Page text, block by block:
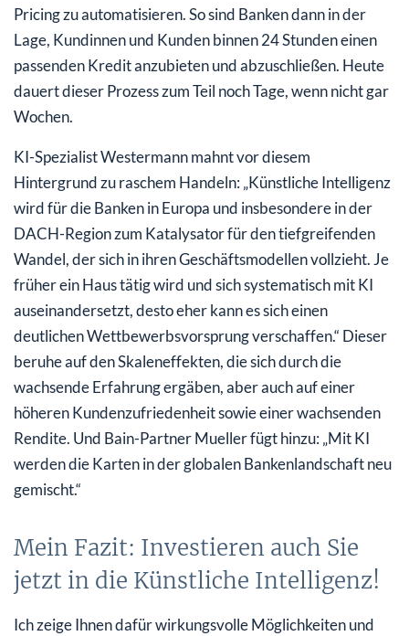
Pricing zu automatisieren. So sind Banken dann in der
Lage, Kundinnen und Kunden binnen 24 Stunden einen
passenden Kredit anzubieten und abzuschließen. Heute
dauert dieser Prozess zum Teil noch Tage, wenn nicht gar
Wochen.
KI-Spezialist Westermann mahnt vor diesem
Hintergrund zu raschem Handeln: „Künstliche Intelligenz
wird für die Banken in Europa und insbesondere in der
DACH-Region zum Katalysator für den tiefgreifenden
Wandel, der sich in ihren Geschäftsmodellen vollzieht. Je
früher ein Haus tätig wird und sich systematisch mit KI
auseinandersetzt, desto eher kann es sich einen
deutlichen Wettbewerbsvorsprung verschaffen.“ Dieser
beruhe auf den Skaleneffekten, die sich durch die
wachsende Erfahrung ergäben, aber auch auf einer
höheren Kundenzufriedenheit sowie einer wachsenden
Rendite. Und Bain-Partner Mueller fügt hinzu: „Mit KI
werden die Karten in der globalen Bankenlandschaft neu
gemischt.“
Mein Fazit: Investieren auch Sie
jetzt in die Künstliche Intelligenz!
Ich zeige Ihnen dafür wirkungsvolle Möglichkeiten und